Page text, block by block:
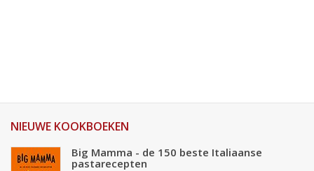
NIEUWE KOOKBOEKEN
Big Mamma - de 150 beste Italiaanse
pastarecepten